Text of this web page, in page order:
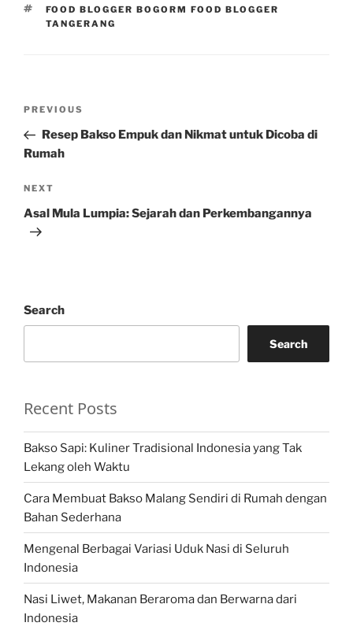
TAGS
FOOD BLOGGER BOGORM FOOD BLOGGER
TANGERANG
Previous
Post
PREVIOUS
Resep Bakso Empuk dan Nikmat untuk Dicoba di
Rumah
Next
Post
NEXT
Asal Mula Lumpia: Sejarah dan Perkembangannya
Search
Search
Recent Posts
Bakso Sapi: Kuliner Tradisional Indonesia yang Tak
Lekang oleh Waktu
Cara Membuat Bakso Malang Sendiri di Rumah dengan
Bahan Sederhana
Mengenal Berbagai Variasi Uduk Nasi di Seluruh
Indonesia
Nasi Liwet, Makanan Beraroma dan Berwarna dari
Indonesia